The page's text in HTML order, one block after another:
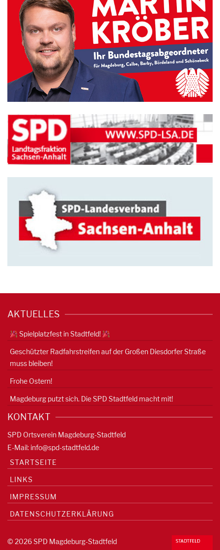
AKTUELLES
Spielplatzfest in Stadtfeld!
Geschützter Radfahrstreifen auf der Großen Diesdorfer Straße
muss bleiben!
Frohe Ostern!
Magdeburg putzt sich. Die SPD Stadtfeld macht mit!
KONTAKT
SPD Ortsverein Magdeburg-Stadtfeld
E-Mail: info@spd-stadtfeld.de
STARTSEITE
LINKS
IMPRESSUM
DATENSCHUTZERKLÄRUNG
© 2026 SPD Magdeburg-Stadtfeld